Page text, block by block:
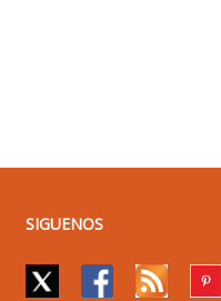
SIGUENOS